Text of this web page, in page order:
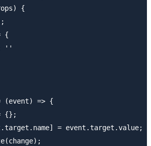
{
{
''
(event) => {
{};
= event.target.value;